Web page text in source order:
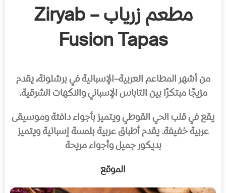
مطعم زرياب – Ziryab
Fusion Tapas
من أشهر المطاعم العربية–الإسبانية في برشلونة، يقدم
مزيجًا مبتكرًا بين التاباس الإسباني والنكهات الشرقية.
يقع في قلب الحي القوطي ويتميز بأجواء دافئة وموسيقى
عربية خفيفة. يقدم أطباق عربية بلمسة إسبانية ويتميز
بديكور جميل وأجواء مريحة
الموقع